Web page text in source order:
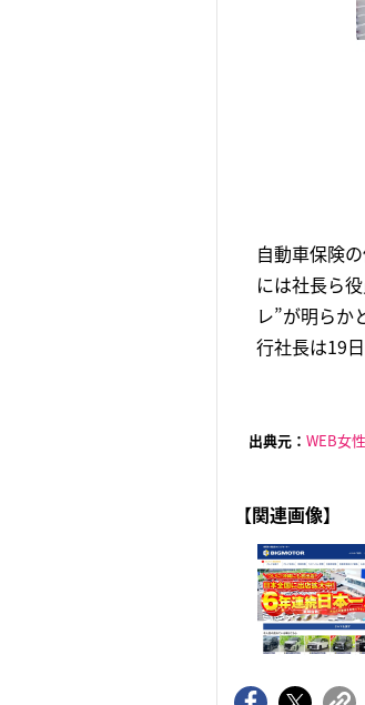
自動車保険
には社長ら
レ”が明らか
行社長は19
出典元： WEB女
【関連画像】